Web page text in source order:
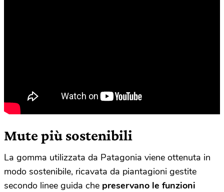
Mute più sostenibili
La gomma utilizzata da Patagonia viene ottenuta in
modo sostenibile, ricavata da piantagioni gestite
secondo linee guida che preservano le funzioni